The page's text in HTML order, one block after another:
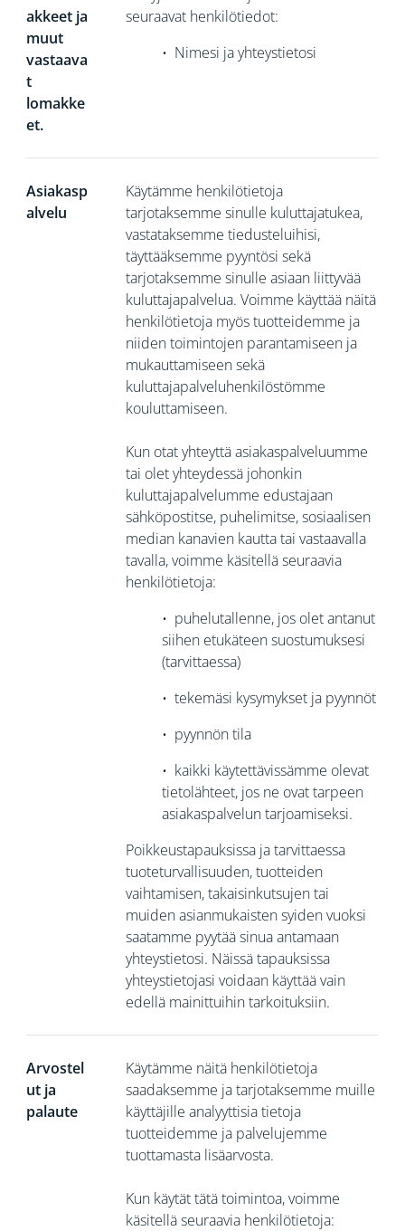
akkeet ja
muut
vastaava
t
lomakke
et.
seuraavat henkilötiedot:
• Nimesi ja yhteystietosi
Asiakasp
alvelu
Käytämme henkilötietoja
tarjotaksemme sinulle kuluttajatukea,
vastataksemme tiedusteluihisi,
täyttääksemme pyyntösi sekä
tarjotaksemme sinulle asiaan liittyvää
kuluttajapalvelua. Voimme käyttää näitä
henkilötietoja myös tuotteidemme ja
niiden toimintojen parantamiseen ja
mukauttamiseen sekä
kuluttajapalveluhenkilöstömme
kouluttamiseen.
Kun otat yhteyttä asiakaspalveluumme
tai olet yhteydessä johonkin
kuluttajapalvelumme edustajaan
sähköpostitse, puhelimitse, sosiaalisen
median kanavien kautta tai vastaavalla
tavalla, voimme käsitellä seuraavia
henkilötietoja:
• puhelutallenne, jos olet antanut
siihen etukäteen suostumuksesi
(tarvittaessa)
• tekemäsi kysymykset ja pyynnöt
• pyynnön tila
• kaikki käytettävissämme olevat
tietolähteet, jos ne ovat tarpeen
asiakaspalvelun tarjoamiseksi.
Poikkeustapauksissa ja tarvittaessa
tuoteturvallisuuden, tuotteiden
vaihtamisen, takaisinkutsujen tai
muiden asianmukaisten syiden vuoksi
saatamme pyytää sinuaantamaan
yhteystietosi. Näissä tapauksissa
yhteystietojasi voidaan käyttää vain
edellä mainittuihin tarkoituksiin.
Arvostel
ut ja
palaute
Käytämme näitä henkilötietoja
saadaksemme ja tarjotaksemme muille
käyttäjille analyyttisia tietoja
tuotteidemme ja palvelujemme
tuottamasta lisäarvosta.
Kun käytät tätä toimintoa, voimme
käsitellä seuraavia henkilötietoja: